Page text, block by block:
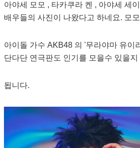
아야세 모모 , 타카쿠라 켄 , 아야세 세
배우들의 사진이 나왔다고 하네요. 모
아이돌 가수 AKB48 의 '무라야마 유이
단다단 연극판도 인기를 모을수 있을지
됩니다.